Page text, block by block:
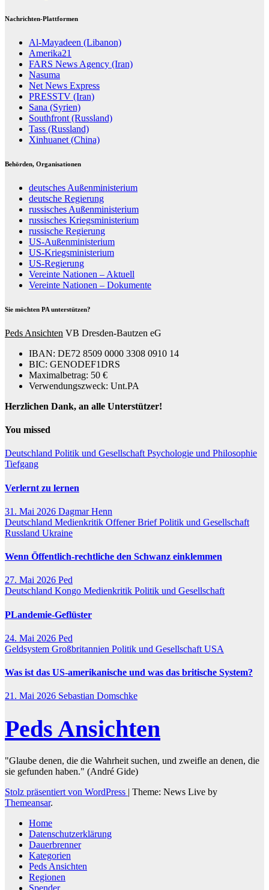
Nachrichten-Plattformen
Al-Mayadeen (Libanon)
Amerika21
FARS News Agency (Iran)
Nasuma
Net News Express
PRESSTV (Iran)
Sana (Syrien)
Southfront (Russland)
Tass (Russland)
Xinhuanet (China)
Behörden, Organisationen
deutsches Außenministerium
deutsche Regierung
russisches Außenministerium
russisches Kriegsministerium
russische Regierung
US-Außenministerium
US-Kriegsministerium
US-Regierung
Vereinte Nationen – Aktuell
Vereinte Nationen – Dokumente
Sie möchten PA unterstützen?
Peds Ansichten VB Dresden-Bautzen eG
IBAN: DE72 8509 0000 3308 0910 14
BIC: GENODEF1DRS
Maximalbetrag: 50 €
Verwendungszweck: Unt.PA
Herzlichen Dank, an alle Unterstützer!
You missed
Deutschland Politik und Gesellschaft Psychologie und Philosophie
Tiefgang
Verlernt zu lernen
31. Mai 2026 Dagmar Henn
Deutschland Medienkritik Offener BriefPolitik und Gesellschaft
Russland Ukraine
Wenn Öffentlich-rechtliche den Schwanz einklemmen
27. Mai 2026 Ped
Deutschland Kongo Medienkritik Politik und Gesellschaft
PLandemie-Geflüster
24. Mai 2026 Ped
Geldsystem Großbritannien Politik und Gesellschaft USA
Was ist das US-amerikanische und was das britische System?
21. Mai 2026 Sebastian Domschke
Peds Ansichten
"Glaube denen, die die Wahrheit suchen, und zweifle an denen, die
sie gefunden haben." (André Gide)
Stolz präsentiert von WordPress | Theme: News Live by
Themeansar.
Home
Datenschutzerklärung
Dauerbrenner
Kategorien
Peds Ansichten
Regionen